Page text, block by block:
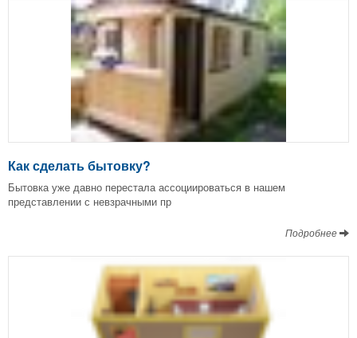
Как сделать бытовку?
Бытовка уже давно перестала ассоциироваться в нашем
представлении с невзрачными пр
Подробнее